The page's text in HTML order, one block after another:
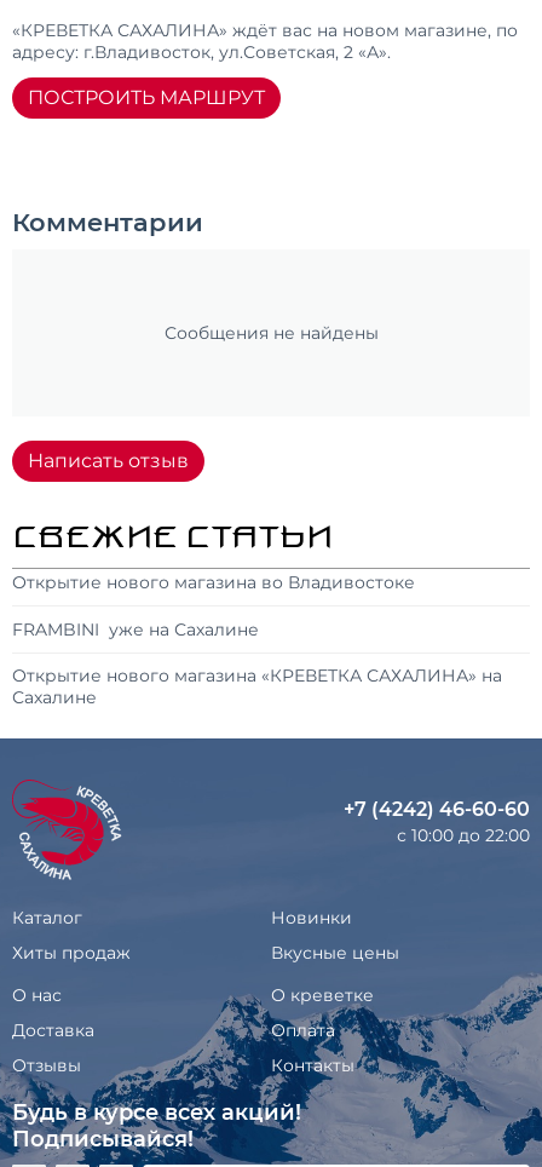
«КРЕВЕТКА САХАЛИНА» ждёт вас на новом магазине, по
адресу: г.Владивосток, ул.Советская, 2 «А».
ПОСТРОИТЬ МАРШРУТ
Комментарии
Сообщения не найдены
Написать отзыв
СВЕЖИЕ СТАТЬИ
Открытие нового магазина во Владивостоке
FRAMBINI уже на Сахалине
Открытие нового магазина «КРЕВЕТКА САХАЛИНА» на
Сахалине
+7 (4242) 46-60-60
с 10:00 до 22:00
Каталог
Новинки
Хиты продаж
Вкусные цены
О нас
О креветке
Доставка
Оплата
Отзывы
Контакты
Будь в курсе всех акций!
Подписывайся!